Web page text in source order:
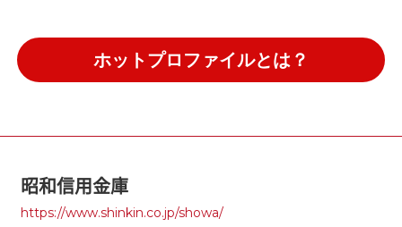
ホットプロファイルとは？
昭和信用金庫
https://www.shinkin.co.jp/showa/